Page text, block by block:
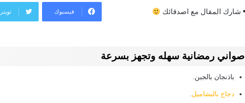
شارك المقال مع اصدقائك فيسبوك تويتر
صواني رمضانية سهله وتجهز بسرعة
باذنجان بالجبن.
دجاج بالبشاميل.